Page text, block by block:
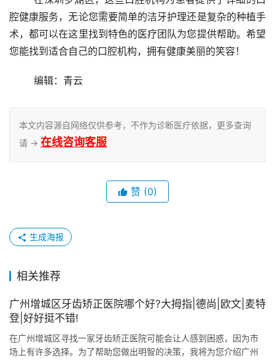
腔健康服务，无论您需要简单的洁牙护理还是复杂的种植手
术，都可以在这里找到特色的医疗团队为您提供帮助。希望
您能找到适合自己的口腔机构，拥有健康美丽的笑容！
	编辑：青云
本文内容源自网络仅供参考，不作为诊断医疗依据，更多查询
请 → 在线咨询客服
赞 (0)
生成海报
相关推荐
广州增城区牙齿矫正医院哪个好?大拇指|德尚|欧文|麦特
登|好好挺不错!
在广州增城区寻找一家牙齿矫正医院可能会让人感到困惑，因为市
场上有许多选择。为了帮助您做出明智的决策，我将为您介绍广州